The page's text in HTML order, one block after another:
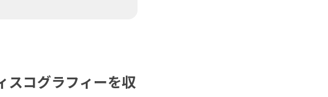
スコグラフィーを収